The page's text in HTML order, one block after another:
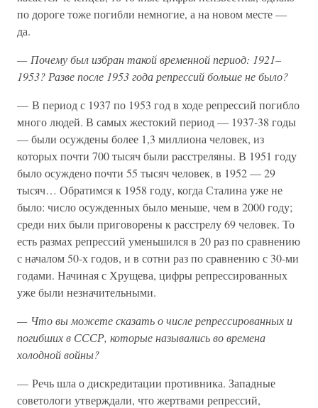
по дороге тоже погибли немногие, а на новом месте —
да.
— Почему был избран такой временной период: 1921–
1953? Разве после 1953 года репрессий больше не было?
— В период с 1937 по 1953 год в ходе репрессий погибло
много людей. В самых жестокий период — 1937-38 годы
— были осуждены более 1,3 миллиона человек, из
которых почти 700 тысяч были расстреляны. В 1951 году
было осуждено почти 55 тысяч человек, в 1952 — 29
тысяч… Обратимся к 1958 году, когда Сталина уже не
было: число осужденных было меньше, чем в 2000 году;
среди них были приговорены к расстрелу 69 человек. То
есть размах репрессий уменьшился в 20 раз по сравнению
с началом 50-х годов, и в сотни раз по сравнению с 30-ми
годами. Начиная с Хрущева, цифры репрессированных
уже были незначительными.
— Что вы можете сказать о числе репрессированных и
погибших в СССР, которые назывались во времена
холодной войны?
— Речь шла о дискредитации противника. Западные
советологи утверждали, что жертвами репрессий,